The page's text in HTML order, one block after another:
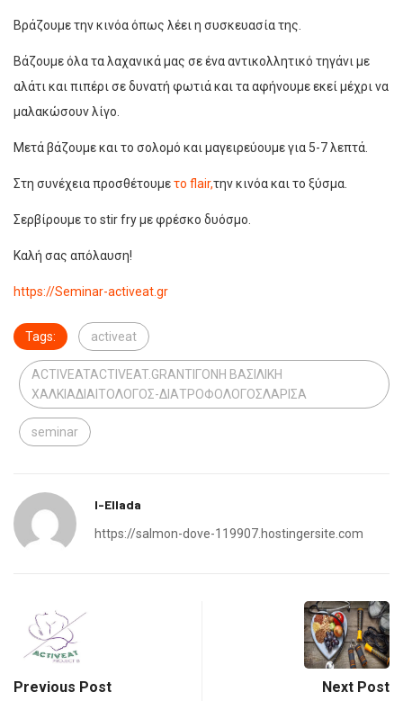
Βράζουμε την κινόα όπως λέει η συσκευασία της.
Βάζουμε όλα τα λαχανικά μας σε ένα αντικολλητικό τηγάνι με
αλάτι και πιπέρι σε δυνατή φωτιά και τα αφήνουμε εκεί μέχρι να
μαλακώσουν λίγο.
Μετά βάζουμε και το σολομό και μαγειρεύουμε για 5-7 λεπτά.
Στη συνέχεια προσθέτουμετο flair,την κινόα και το ξύσμα.
Σερβίρουμε το stir fry με φρέσκο δυόσμο.
Καλή σας απόλαυση!
https://Seminar-activeat.gr
Tags: activeat
ACTIVEATACTIVEAT.GRΑΝΤΙΓΟΝΗ ΒΑΣΙΛΙΚΗ
ΧΑΛΚΙΑΔΙΑΙΤΟΛΟΓΟΣ-ΔΙΑΤΡΟΦΟΛΟΓΟΣΛΑΡΙΣΑ
seminar
I-Ellada
https://salmon-dove-119907.hostingersite.com
Previous Post Next Post